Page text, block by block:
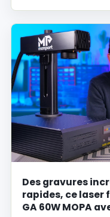
Des gravures
rapides, ce
GA 60W MOPA